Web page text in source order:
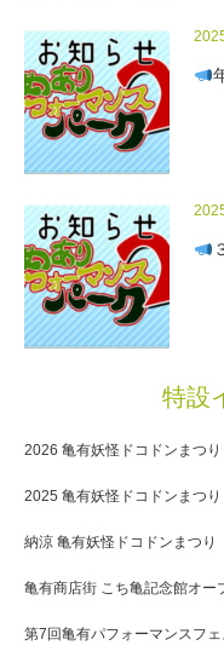
特設
2026 亀有妖怪ドコドンまつり
2025 亀有妖怪ドコドンまつり
納涼 亀有妖怪ドコドンまつり
亀有商店街 こち亀記念館オー
第7回亀有パフォーマンスフ